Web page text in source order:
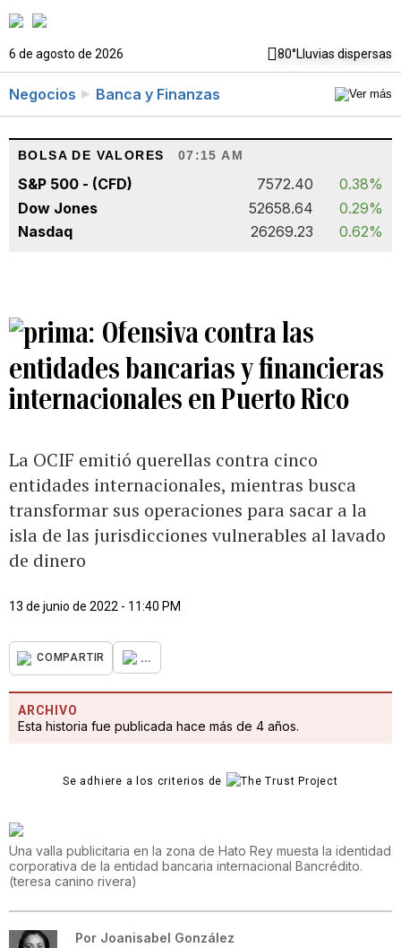
6 de agosto de 2026 80°Lluvias dispersas
Negocios Banca y Finanzas
BOLSA DE VALORES 07:15 AM
S&P 500 - (CFD) 7572.40
0.38%
Dow Jones
52658.64
0.29%
Nasdaq
26269.23 0.62%
Ofensiva contra las
entidades bancarias y financieras
internacionales en Puerto Rico
La OCIF emitió querellas contra cinco
entidades internacionales, mientras busca
transformar sus operaciones para sacar a la
isla de las jurisdicciones vulnerables al lavado
de dinero
13 de junio de 2022 - 11:40 PM
COMPARTIR ...
ARCHIVO
Esta historia fue publicada hace más de 4 años.
Se adhiere a los criterios de
Una valla publicitaria en la zona de Hato Rey muesta la identidad
corporativa de la entidad bancaria internacional Bancrédito.
(teresa canino rivera)
Por Joanisabel González